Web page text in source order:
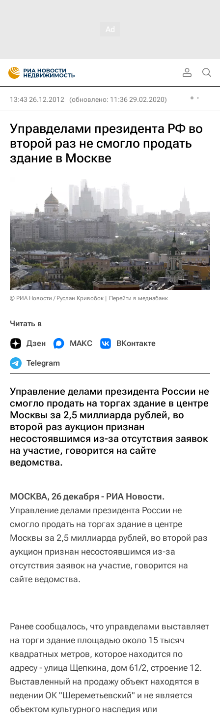
13:43 26.12.2012 (обновлено: 11:36 29.02.2020)
Управделами президента РФ во
второй раз не смогло продать
здание в Москве
© РИА Новости / Руслан Кривобок Перейти в медиабанк
Читать в
Дзен МАКС ВКонтакте
Telegram
Управление делами президента России не
смогло продать на торгах здание в центре
Москвы за 2,5 миллиарда рублей, во
второй раз аукцион признан
несостоявшимся из-за отсутствия заявок
на участие, говорится на сайте
ведомства.
МОСКВА, 26 декабря - РИА Новости.
Управление делами президента России не
смогло продать на торгах здание в центре
Москвы за 2,5 миллиарда рублей, во второй раз
аукцион признан несостоявшимся из-за
отсутствия заявок на участие, говорится на
сайте ведомства.
Ранее сообщалось, что управделами выставляет
на торги здание площадью около 15 тысяч
квадратных метров, которое находится по
адресу - улица Щепкина, дом 61/2, строение 12.
Выставленный на продажу объект находятся в
ведении ОК "Шереметьевский" и не является
объектом культурного наследия или